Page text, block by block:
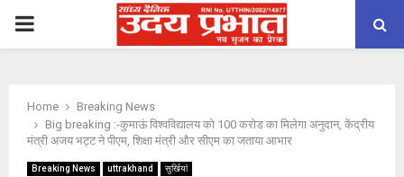
PRIMARY
Home
Breaking News
Big breaking :-कुमाऊं विश्वविद्यालय को 100 करोड का मिलेगा अनुदान, केंद्रीय
मंत्री अजय भट्ट ने पीएम, शिक्षा मंत्री और सीएम का जताया आभार
Breaking News uttrakhand सुर्खियां